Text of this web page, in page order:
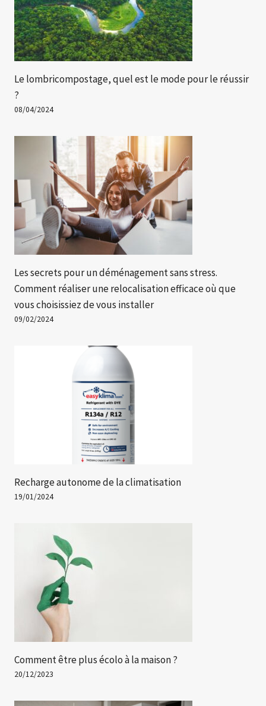
Le lombricompostage, quel est le mode pour le réussir
?
08/04/2024
Les secrets pour un déménagement sans stress.
Comment réaliser une relocalisation efficace où que
vous choisissiez de vous installer
09/02/2024
Recharge autonome de la climatisation
19/01/2024
Comment être plus écolo à la maison ?
20/12/2023